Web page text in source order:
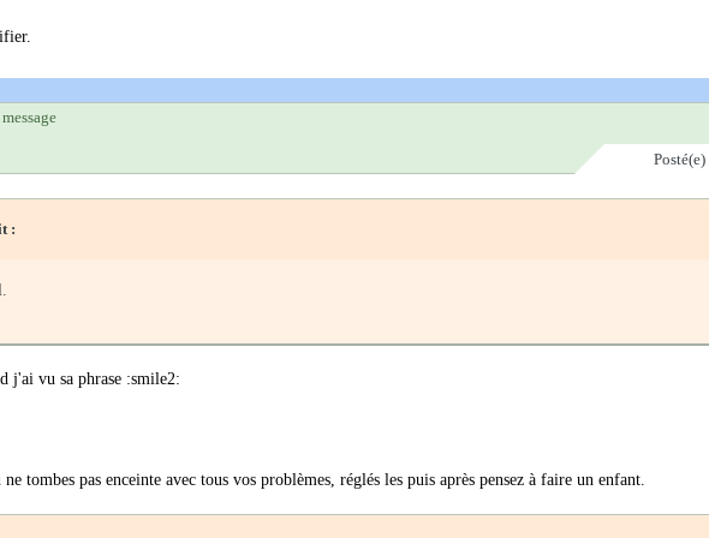
Posté(e)
:
j'ai vu sa phrase :smile2:
tombes pas enceinte avec tous vos problèmes, réglés les puis après pensez à faire un enfant.